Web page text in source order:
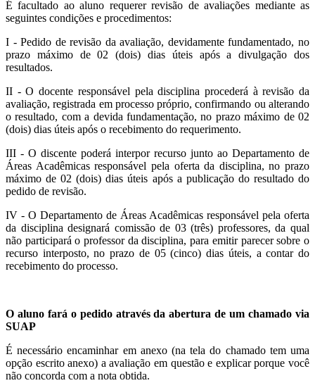
É facultado ao aluno requerer revisão de avaliações mediante as
seguintes condições e procedimentos:
I - Pedido de revisão da avaliação, devidamente fundamentado, no
prazo máximo de 02 (dois) dias úteis após a divulgação dos
resultados.
II - O docente responsável pela disciplina procederá à revisão da
avaliação, registrada em processo próprio, confirmando ou alterando
o resultado, com a devida fundamentação, no prazo máximo de 02
(dois) dias úteis após o recebimento do requerimento.
III - O discente poderá interpor recurso junto ao Departamento de
Áreas Acadêmicas responsável pela oferta da disciplina, no prazo
máximo de 02 (dois) dias úteis após a publicação do resultado do
pedido de revisão.
IV - O Departamento de Áreas Acadêmicas responsável pela oferta
da disciplina designará comissão de 03 (três) professores, da qual
não participará o professor da disciplina, para emitir parecer sobre o
recurso interposto, no prazo de 05 (cinco) dias úteis, a contar do
recebimento do processo.
O aluno fará o pedido através da abertura de um chamado via
SUAP
É necessário encaminhar em anexo (na tela do chamado tem uma
opção escrito anexo) a avaliação em questão e explicar porque você
não concorda com a nota obtida.